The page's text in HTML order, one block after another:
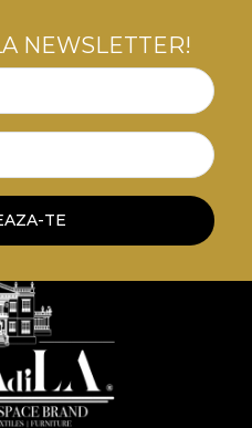
NEWSLETTER!
TE